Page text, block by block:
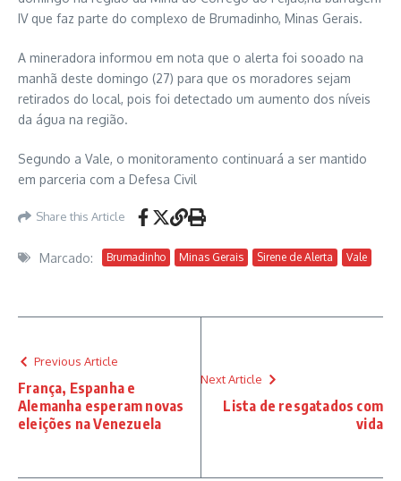
IV que faz parte do complexo de Brumadinho, Minas Gerais.
A mineradora informou em nota que o alerta foi sooado na
manhã deste domingo (27) para que os moradores sejam
retirados do local, pois foi detectado um aumento dos níveis
da água na região.
Segundo a Vale, o monitoramento continuará a ser mantido
em parceria com a Defesa Civil
Share this Article
Marcado: Brumadinho Minas Gerais Sirene de Alerta Vale
Previous Article
França, Espanha e
Alemanha esperam novas
eleições na Venezuela
Next Article
Lista de resgatados com
vida